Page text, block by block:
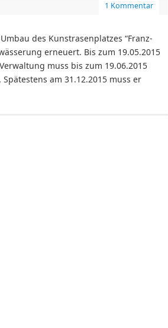
1 Kommentar
des Kunstrasenplatzes “Franz-
erneuert. Bis zum 19.05.2015
muss bis zum 19.06.2015
am 31.12.2015 muss er